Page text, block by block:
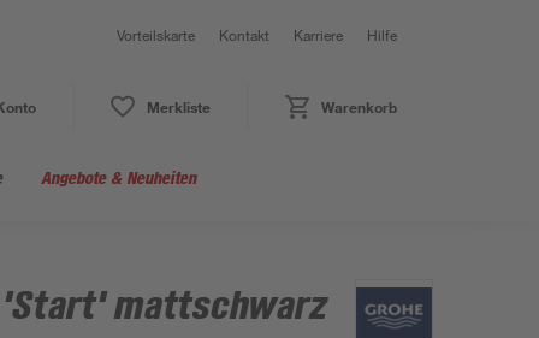
Vorteilskarte Kontakt Karriere Hilfe
Merkliste Warenkorb
Angebote & Neuheiten
mattschwarz